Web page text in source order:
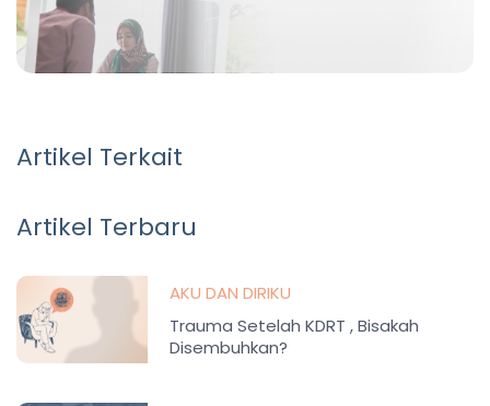
Artikel Terkait
Artikel Terbaru
AKU DAN DIRIKU
Trauma Setelah KDRT , Bisakah
Disembuhkan?